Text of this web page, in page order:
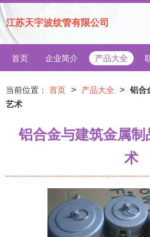
江苏天宇波纹管有限公司
首页 企业简介 产品大全
当前位置： 首页 > 产品大全 > 铝合
艺术
铝合金与建筑金属
术